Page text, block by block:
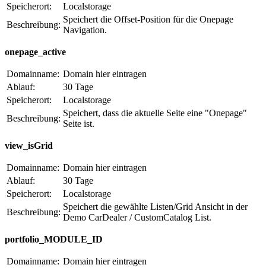
Speicherort:
Localstorage
Beschreibung:
Speichert die Offset-Position für die Onepage
Navigation.
onepage_active
Domainname: Domain hier eintragen
Ablauf:
30 Tage
Speicherort:
Localstorage
Beschreibung:
Speichert, dass die aktuelle Seite eine "Onepage"
Seite ist.
view_isGrid
Domainname: Domain hier eintragen
Ablauf:
30 Tage
Speicherort:
Localstorage
Beschreibung:
Speichert die gewählte Listen/Grid Ansicht in der
Demo CarDealer / CustomCatalog List.
portfolio_MODULE_ID
Domainname: Domain hier eintragen